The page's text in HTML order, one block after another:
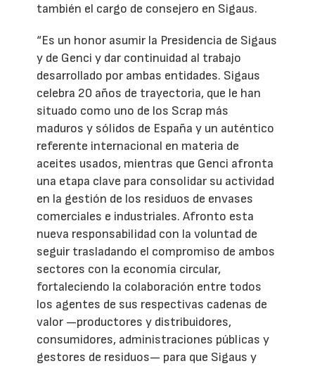
también el cargo de consejero en Sigaus.
“Es un honor asumir la Presidencia de Sigaus
y de Genci y dar continuidad al trabajo
desarrollado por ambas entidades. Sigaus
celebra 20 años de trayectoria, que le han
situado como uno de los Scrap más
maduros y sólidos de España y un auténtico
referente internacional en materia de
aceites usados, mientras que Genci afronta
una etapa clave para consolidar su actividad
en la gestión de los residuos de envases
comerciales e industriales. Afronto esta
nueva responsabilidad con la voluntad de
seguir trasladando el compromiso de ambos
sectores con la economía circular,
fortaleciendo la colaboración entre todos
los agentes de sus respectivas cadenas de
valor —productores y distribuidores,
consumidores, administraciones públicas y
gestores de residuos— para que Sigaus y